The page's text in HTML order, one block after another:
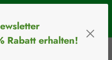
einem Warenkorbwert von 50 €.
Rabatt erhalten!